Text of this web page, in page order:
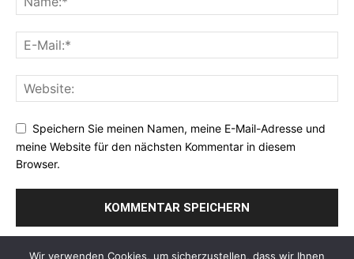
Speichern Sie meinen Namen, meine E-Mail-Adresse und
meine Website für den nächsten Kommentar in diesem
Browser.
Wir verwenden Cookies, um sicherzustellen, dass wir Ihnen